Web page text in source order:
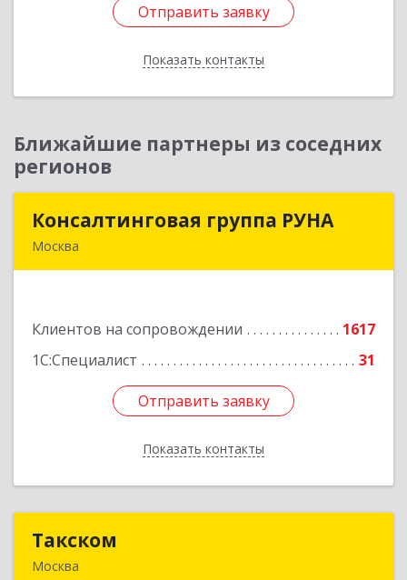
Отправить заявку
Показать контакты
Отправить заявку
Назад
Ближайшие партнеры из соседних
регионов
Консалтинговая группа РУНА
Москва
Клиентов на сопровождении
1617
1С:Специалист
31
Отправить заявку
Показать контакты
Консалтинговая группа РУНА
Подробнее
Отправить заявку
Назад
Такском
Москва